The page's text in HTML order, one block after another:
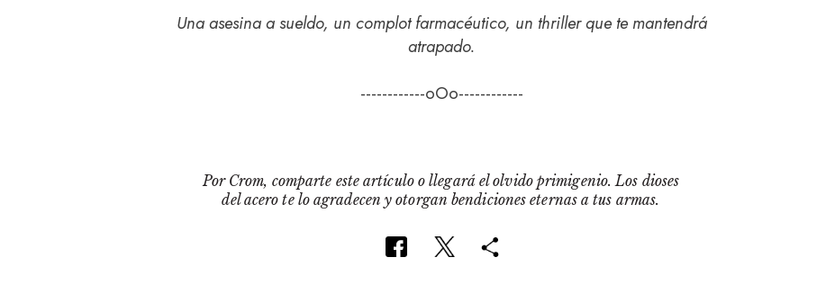
Una asesina a sueldo, un complot farmacéutico, un thriller que te mantendrá
atrapado.
------------oOo------------
Por Crom, comparte este artículo o llegará el olvido primigenio. Los dioses
del acero te lo agradecen y otorgan bendiciones eternas a tus armas.